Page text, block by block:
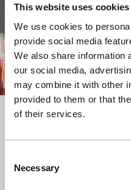
This website uses cookies
We use cookies to
provide social media
We also share information
our social media,
may combine it with other
provided to them or that
of their services.
Selection
Necessary
Life Is an Opinion,
(1983) leidt tot een
onherroepelijke